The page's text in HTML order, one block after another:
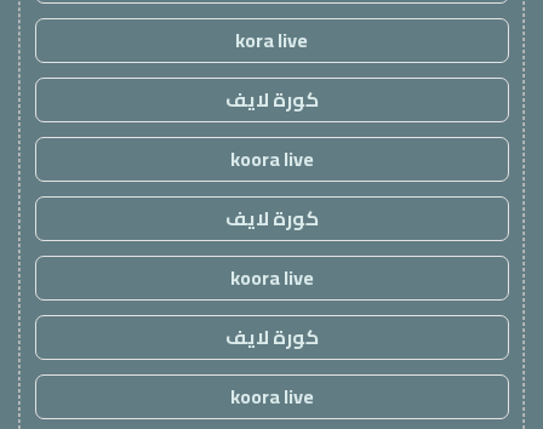
kora live
كورة لايف
koora live
كورة لايف
koora live
كورة لايف
koora live